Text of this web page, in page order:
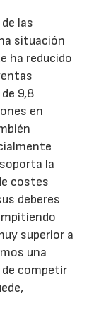
las
situación
ha reducido
9,8
en
la
costes
deberes
superior a
una
competir